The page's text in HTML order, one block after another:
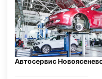
Автосервис